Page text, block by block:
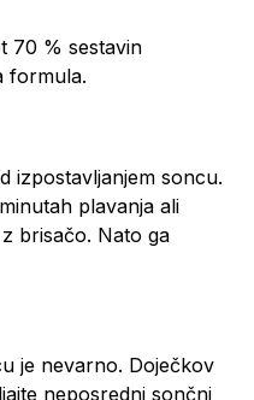
70 % sestavin
formula.
izpostavljanjem soncu.
plavanja ali
brisačo. Nato ga
je nevarno. Doječkov
neposredni sončni